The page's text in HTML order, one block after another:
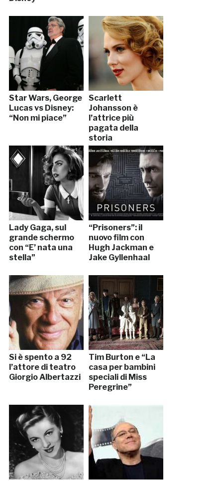
Star Wars, George
Lucas vs Disney:
“Non mi piace”
Scarlett
Johansson è
l’attrice più
pagata della
storia
Lady Gaga, sul
grande schermo
con “E’ nata una
stella”
“Prisoners”: il
nuovo film con
Hugh Jackman e
Jake Gyllenhaal
Si è spento a 92
l’attore di teatro
Giorgio Albertazzi
Tim Burton e “La
casa per bambini
speciali di Miss
Peregrine”